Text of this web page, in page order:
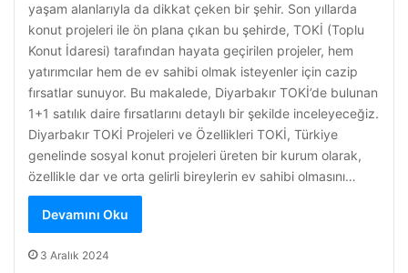
yaşam alanlarıyla da dikkat çeken bir şehir. Son yıllarda
konut projeleri ile ön plana çıkan bu şehirde, TOKİ (Toplu
Konut İdaresi) tarafından hayata geçirilen projeler, hem
yatırımcılar hem de ev sahibi olmak isteyenler için cazip
fırsatlar sunuyor. Bu makalede, Diyarbakır TOKİ’de bulunan
1+1 satılık daire fırsatlarını detaylı bir şekilde inceleyeceğiz.
Diyarbakır TOKİ Projeleri ve Özellikleri TOKİ, Türkiye
genelinde sosyal konut projeleri üreten bir kurum olarak,
özellikle dar ve orta gelirli bireylerin ev sahibi olmasını…
Devamını Oku
3 Aralık 2024